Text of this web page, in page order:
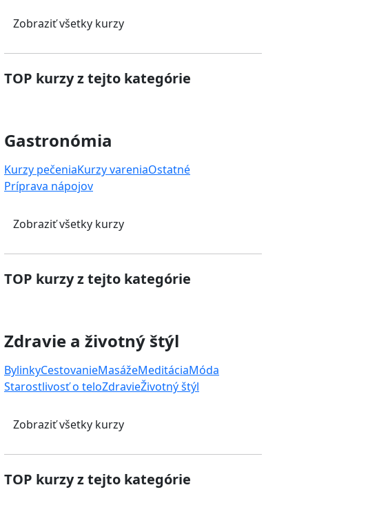
Zobraziť všetky kurzy
TOP kurzy z tejto kategórie
Gastronómia
Kurzy pečeniaKurzy vareniaOstatné
Príprava nápojov
Zobraziť všetky kurzy
TOP kurzy z tejto kategórie
Zdravie a životný štýl
BylinkyCestovanieMasážeMeditáciaMóda
Starostlivosť o teloZdravieŽivotný štýl
Zobraziť všetky kurzy
TOP kurzy z tejto kategórie